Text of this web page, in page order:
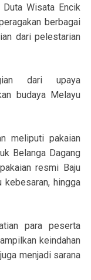
Wisata Encik
berbagai
dari pelestarian
dari upaya
budaya Melayu
meliputi pakaian
Belanga Dagang
resmi Baju
kebesaran, hingga
para peserta
keindahan
menjadi sarana